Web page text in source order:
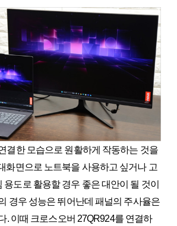
결한 모습으로 원활하게 작동하는 것을
화면으로 노트북을 사용하고 싶거나 고
용도로 활용할 경우 좋은 대안이 될 것이
경우 성능은 뛰어난데 패널의 주사율은
. 이때 크로스오버 27QR924를 연결하